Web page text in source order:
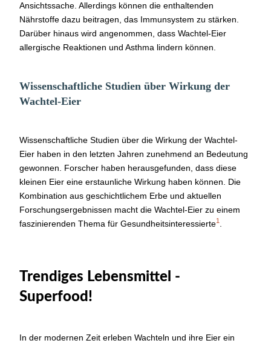
Ansichtssache. Allerdings können die enthaltenden
Nährstoffe dazu beitragen, das Immunsystem zu stärken.
Darüber hinaus wird angenommen, dass Wachtel-Eier
allergische Reaktionen und Asthma lindern können.
Wissenschaftliche Studien über Wirkung der
Wachtel-Eier
Wissenschaftliche Studien über die Wirkung der Wachtel-
Eier haben in den letzten Jahren zunehmend an Bedeutung
gewonnen. Forscher haben herausgefunden, dass diese
kleinen Eier eine erstaunliche Wirkung haben können. Die
Kombination aus geschichtlichem Erbe und aktuellen
Forschungsergebnissen macht die Wachtel-Eier zu einem
faszinierenden Thema für Gesundheitsinteressierte1
Trendiges Lebensmittel -
Superfood!
In der modernen Zeit erleben Wachteln und ihre Eier ein